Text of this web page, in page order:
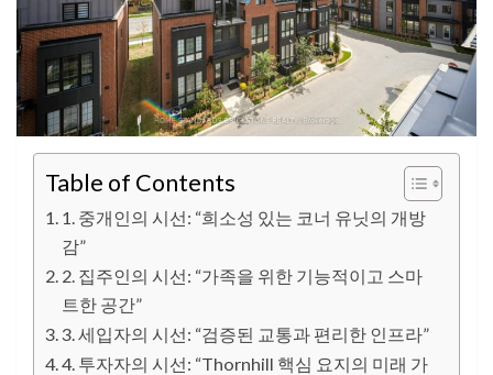
Table of Contents
1. 중개인의 시선: “희소성 있는 코너 유닛의 개방
감”
2. 집주인의 시선: “가족을 위한 기능적이고 스마
트한 공간”
3. 세입자의 시선: “검증된 교통과 편리한 인프라”
4. 투자자의 시선: “Thornhill 핵심 요지의 미래 가